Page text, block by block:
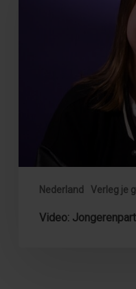
Nederland Verleg je
Video: